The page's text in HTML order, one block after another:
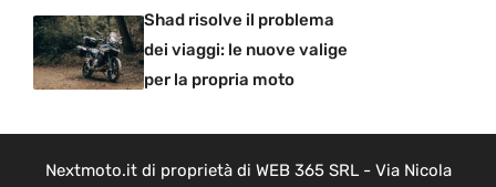
Shad risolve il problema
dei viaggi: le nuove valige
per la propria moto
Nextmoto.it di proprietà di WEB 365 SRL - Via Nicola